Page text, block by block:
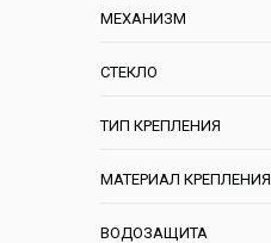
МЕХАНИЗМ
СТЕКЛО
ТИП КРЕПЛЕНИЯ
МАТЕРИАЛ КРЕПЛЕНИЯ
ВОДОЗАЩИТА